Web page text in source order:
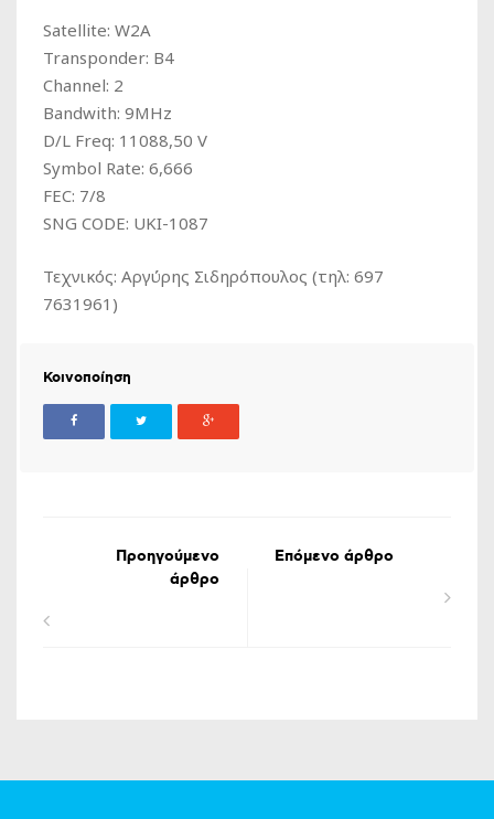
Satellite: W2A
Transponder: B4
Channel: 2
Bandwith: 9MHz
D/L Freq: 11088,50 V
Symbol Rate: 6,666
FEC: 7/8
SNG CODE: UKI-1087
Τεχνικός: Αργύρης Σιδηρόπουλος (τηλ: 697
7631961)
Κοινοποίηση
Προηγούμενο
άρθρο
Επόμενο άρθρο